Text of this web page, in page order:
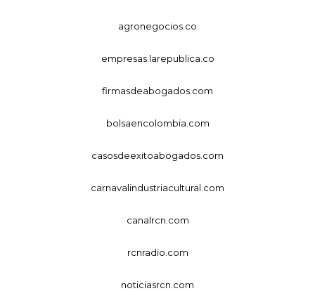
agronegocios.co
empresas.larepublica.co
firmasdeabogados.com
bolsaencolombia.com
casosdeexitoabogados.com
carnavalindustriacultural.com
canalrcn.com
rcnradio.com
noticiasrcn.com